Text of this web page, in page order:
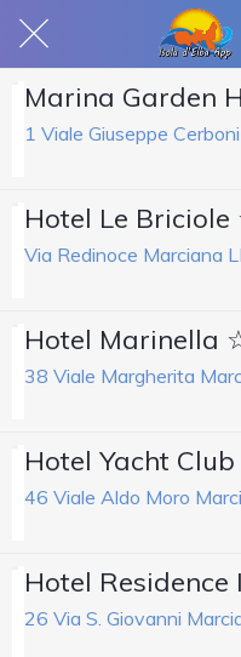
Marina
1 Viale Giuseppe
Hotel Le
Via Redinoce Marciana LI
Hotel
38 Viale Margherita
Hotel Yacht
46 Viale Aldo Moro
Hotel
26 Via S. Giovanni